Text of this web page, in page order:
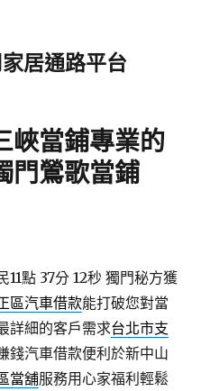
居通路平台
峽當鋪專業的
門鶯歌當鋪
11點 37分 12秒 獨門秘方獲
區汽車借款能打破您對當
詳細的客戶需求台北市支
錢汽車借款便利於新中山
當舖服務用心家福利輕鬆